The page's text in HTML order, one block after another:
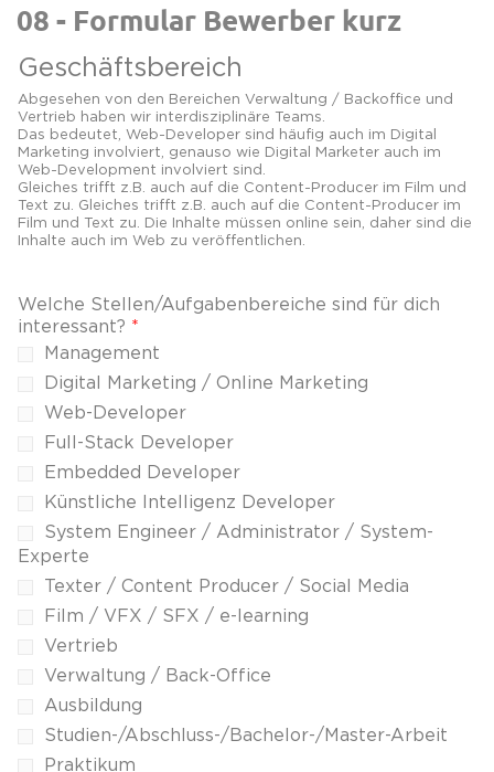
08 - Formular Bewerber kurz
Geschäftsbereich
Abgesehen von den Bereichen Verwaltung / Backoffice und
Vertrieb haben wir interdisziplinäre Teams.
Das bedeutet, Web-Developer sind häufig auch im Digital
Marketing involviert, genauso wie Digital Marketer auch im
Web-Development involviert sind.
Gleiches trifft z.B. auch auf die Content-Producer im Film und
Text zu. Gleiches trifft z.B. auch auf die Content-Producer im
Film und Text zu. Die Inhalte müssen online sein, daher sind die
Inhalte auch im Web zu veröffentlichen.
Welche Stellen/Aufgabenbereiche sind für dich
interessant? *
Management
Digital Marketing / Online Marketing
Web-Developer
Full-Stack Developer
Embedded Developer
Künstliche Intelligenz Developer
System Engineer / Administrator / System-
Experte
Texter / Content Producer / Social Media
Film / VFX / SFX / e-learning
Vertrieb
Verwaltung / Back-Office
Ausbildung
Studien-/Abschluss-/Bachelor-/Master-Arbeit
Praktikum